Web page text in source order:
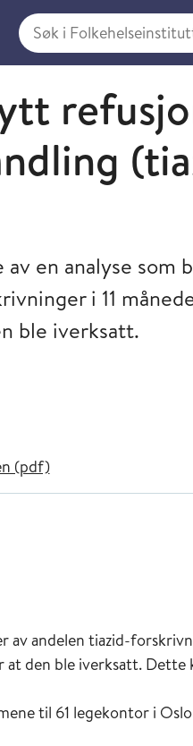
Søk i Folkehelseinstituttet
en analyse som
i 11
ble iverksatt.
(pdf)
av andelen tiazid-
den ble iverksatt. Dette
til 61 legekontor i